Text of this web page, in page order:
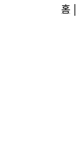
홈 |